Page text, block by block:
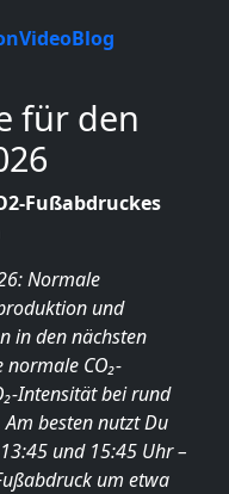
VideoBlog
für den
Fußabdruckes
Normale
und
in den nächsten
CO₂-
Intensität bei rund
besten nutzt Du
und 15:45 Uhr –
um etwa